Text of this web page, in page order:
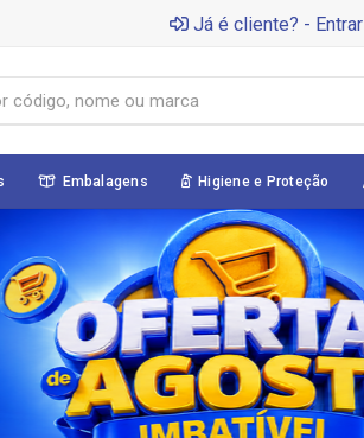
Já é cliente? - Entrar
Embalagens Higiene e Proteção